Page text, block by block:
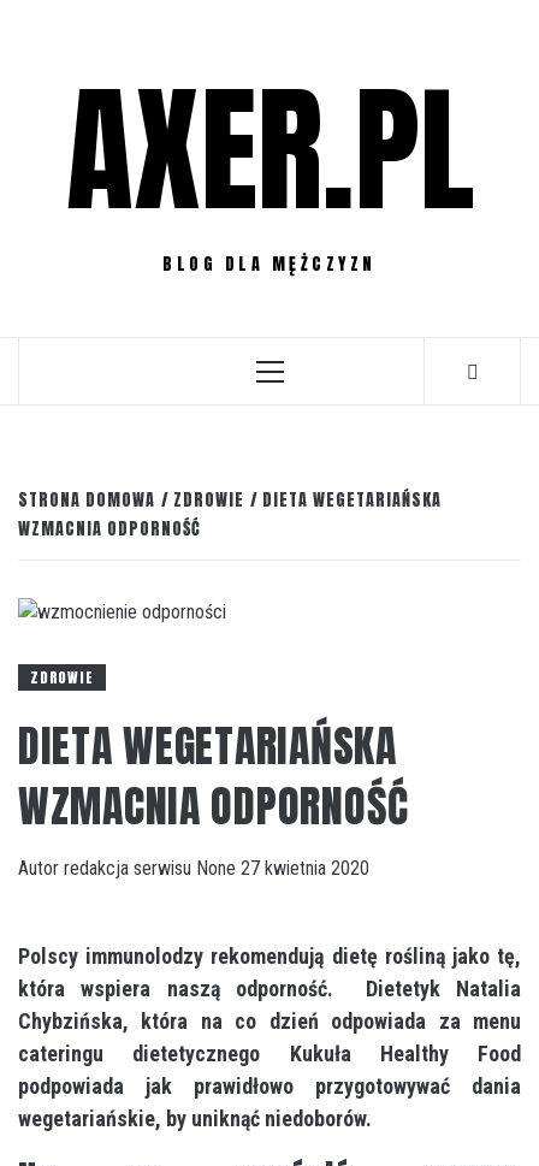
AXER.PL
BLOG DLA MĘŻCZYZN
Menu
STRONA DOMOWA ZDROWIE
DIETA WEGETARIAŃSKA
WZMACNIA ODPORNOŚĆ
ZDROWIE
DIETA WEGETARIAŃSKA
WZMACNIA ODPORNOŚĆ
Autor redakcja serwisu None 27 kwietnia 2020
Polscy immunolodzy rekomendują dietę rośliną jako tę,
która wspiera naszą odporność. Dietetyk Natalia
Chybzińska, która na co dzień odpowiada za menu
cateringu dietetycznego Kukuła Healthy Food
podpowiada jak prawidłowo przygotowywać dania
wegetariańskie, by uniknąć niedoborów.